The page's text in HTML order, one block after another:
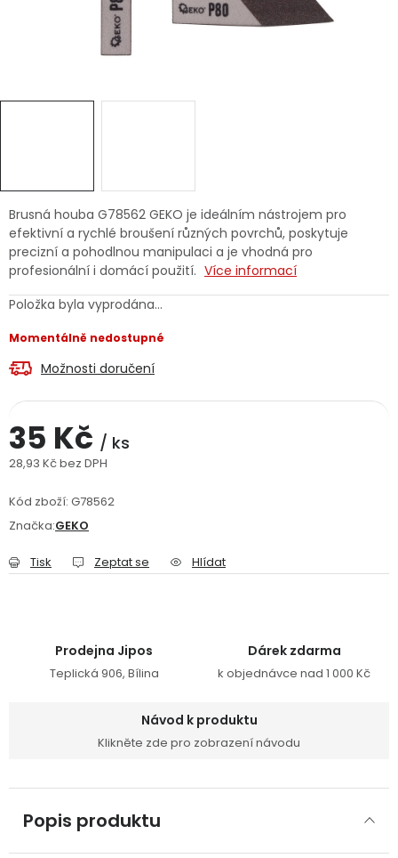
Značky
Jaký je aktuální stav mé objednávky?
Velkoobchodní spolupráce (B2B)
Servis nářadí Hodnocení obchodu
Doprava a platba
Reklamační formulář Odstoupení ve lhůtě 14 dní
Podmínky ochrany osobních údajů
Brusná houba G78562 GEKO je ideálním nástrojem pro
efektivní a rychlé broušení různých povrchů, poskytuje
precizní a pohodlnou manipulaci a je vhodná pro
profesionální i domácí použití. Více informací
Položka byla vyprodána…
Momentálně nedostupné
Možnosti doručení
35 Kč / ks
28,93 Kč bez DPH
Kód zboží: G78562
Značka:GEKO
Tisk Zeptat se Hlídat
Prodejna Jipos
Teplická 906, Bílina
Dárek zdarma
k objednávce nad 1 000 Kč
Návod k produktu
Klikněte zde pro zobrazení návodu
Popis produktu